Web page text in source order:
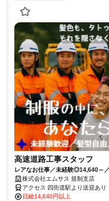
高速道路工事スタッフ
レアなお仕事／未経験◎14,640～
株式会社エムサス 規制支店
アクセス 四街道駅より送迎あり
日給14,640円以上